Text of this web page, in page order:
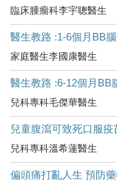
臨床腫瘤科李宇聰醫生
醫生教路 :1-6個月BB
家庭醫生李國康醫生
醫生教路 :6-12個月BB
兒科專科毛傑華醫生
兒童腹瀉可致死口服
兒科專科溫希蓮醫生
偏頭痛打亂人生 預防